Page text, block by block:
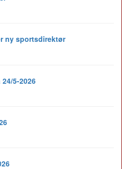
ny sportsdirektør
5-2026